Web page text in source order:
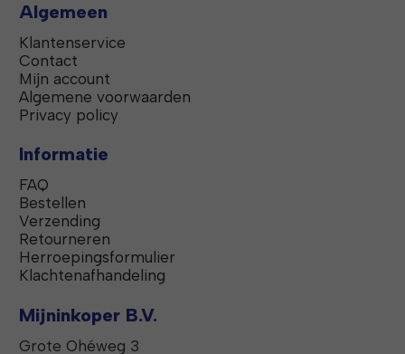
Algemeen
Klantenservice
Contact
Mijn account
Algemene voorwaarden
Privacy policy
Informatie
FAQ
Bestellen
Verzending
Retourneren
Herroepingsformulier
Klachtenafhandeling
Mijninkoper B.V.
Grote Ohéweg 3